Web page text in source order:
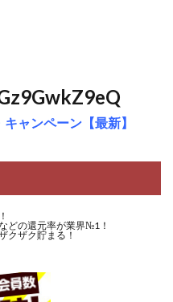
ャンペーン【最新】
どの還元率が業界№1！
クザク貯まる！